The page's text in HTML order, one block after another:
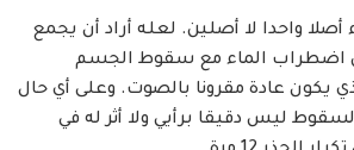
أصلا واحدا لا أصلين. لعله أراد أن يجمع
من اضطراب الماء مع سقوط الجسم
يكون عادة مقرونا بالصوت. وعلى أي حال
ليس دقيقا برأيي ولا أثر له في